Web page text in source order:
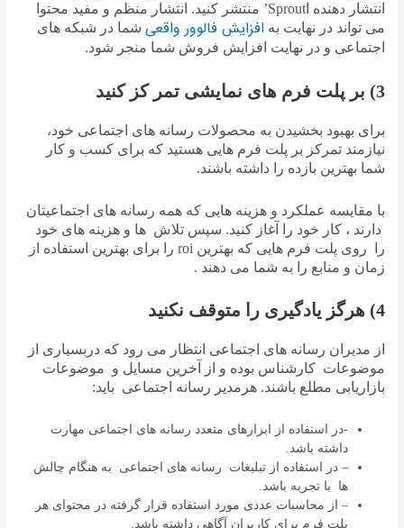
انتشار دهنده اSprout’ منتشر کنید. انتشار منظم و مفید محتوا
می تواند در نهایت بهافزایش فالوور واقعی شما در شبکه های
اجتماعی و در نهایت افزایش فروش شما منجر شود.
3) بر پلت فرم های نمایشی تمر کز کنید
برای بهبود بخشیدن به محصولات رسانه های اجتماعی خود،
نیازمند تمرکز بر پلت فرم هایی هستید که برای کسب و کار
شما بهترین بازده را داشته باشند.
با مقایسه عملکرد و هزینه هایی که همه رسانه های اجتماعیتان
دارند ، کار خود را آغاز کنید. سپس تلاش ها و هزینه های خود
را روی پلت فرم هایی که بهترین roi را برای بهترین استفاده از
زمان و منابع را به شما می دهند .
4) هرگز یادگیری را متوقف نکنید
از مدیران رسانه های اجتماعی انتظار می رود که دربسیاری از
موضوعات کارشناس بوده و از آخرین مسایل و موضوعات
بازاریابی مطلع باشند. هرمدیر رسانه اجتماعی باید:
-در استفاده از ابزارهای متعدد رسانه های اجتماعی مهارت
داشته باشد.
– در استفاده از تبلیغات رسانه های اجتماعی به هنگام چالش
ها با تجربه باشد.
– از محاسبات عددی مورد استفاده قرار گرفته در محتوای هر
پلت فرم برای کاربران آگاهی داشته باشد.